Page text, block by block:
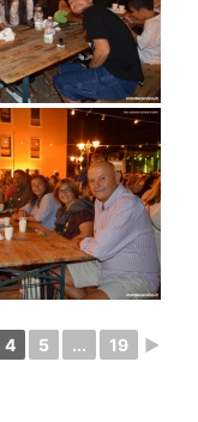
4 5 ... 19 ►